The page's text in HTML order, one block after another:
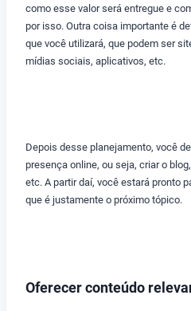
como esse valor será entregue e
por isso. Outra coisa importante é
que você utilizará, que podem ser
mídias sociais, aplicativos, etc.
Depois desse planejamento, você
presença online, ou seja, criar o
etc. A partir daí, você estará pronto
que é justamente o próximo tópico.
Oferecer conteúdo